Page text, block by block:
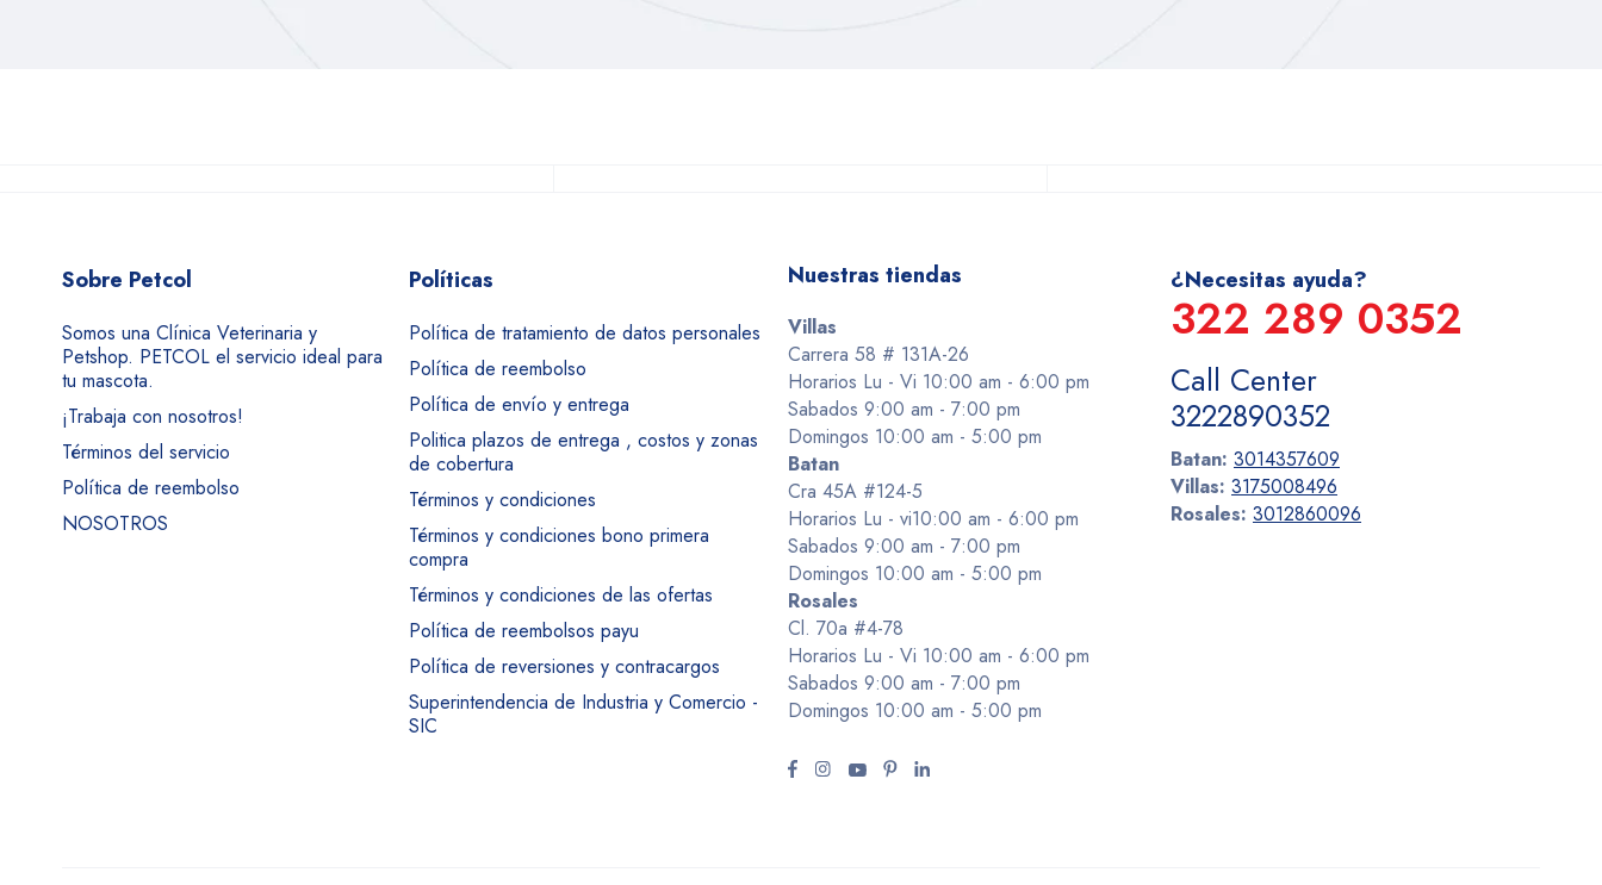
Sobre Petcol
Somos una Clínica Veterinaria y
Petshop. PETCOL el servicio ideal para
tu mascota.
¡Trabaja con nosotros!
Términos del servicio
Política de reembolso
NOSOTROS
Políticas
Política de tratamiento de datos personales
Política de reembolso
Política de envío y entrega
Politica plazos de entrega , costos y zonas
de cobertura
Términos y condiciones
Términos y condiciones bono primera
compra
Términos y condiciones de las ofertas
Política de reembolsos payu
Política de reversiones y contracargos
Superintendencia de Industria y Comercio -
SIC
Nuestras tiendas
Villas
Carrera 58 # 131A-26
Horarios Lu - Vi 10:00 am - 6:00 pm
Sabados 9:00 am - 7:00 pm
Domingos 10:00 am - 5:00 pm
Batan
Cra 45A #124-5
Horarios Lu - vi10:00 am - 6:00 pm
Sabados 9:00 am - 7:00 pm
Domingos 10:00 am - 5:00 pm
Rosales
Cl. 70a #4-78
Horarios Lu - Vi 10:00 am - 6:00 pm
Sabados 9:00 am - 7:00 pm
Domingos 10:00 am - 5:00 pm
¿Necesitas ayuda?
322 289 0352
Call Center
3222890352
Batan: 3014357609
Villas: 3175008496
Rosales: 3012860096